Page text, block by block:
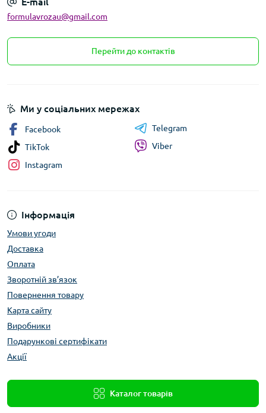
formulavrozau@gmail.com
Перейти до контактів
Інформація
Умови угоди
Доставка
Оплата
Зворотній зв’язок
Повернення товару
Карта сайту
Виробники
Подарункові сертифікати
Акції
Каталог товарів
Ми у соціальних мережах
Facebook
TikTok
Instagram
Telegram
Viber